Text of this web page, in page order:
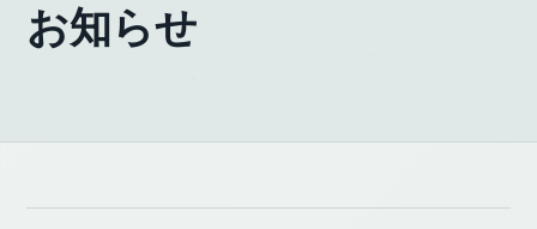
お知らせ